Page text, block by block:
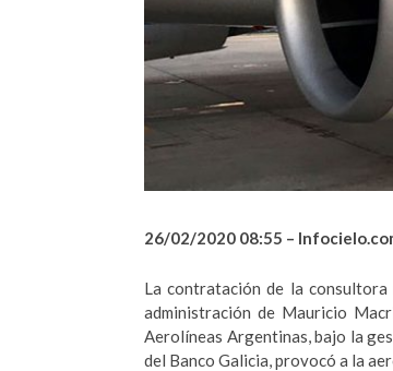
26/02/2020 08:55 – Infocielo.
La contratación de la consultora
administración de Mauricio
Aerolíneas Argentinas, bajo la
del Banco Galicia, provocó a la